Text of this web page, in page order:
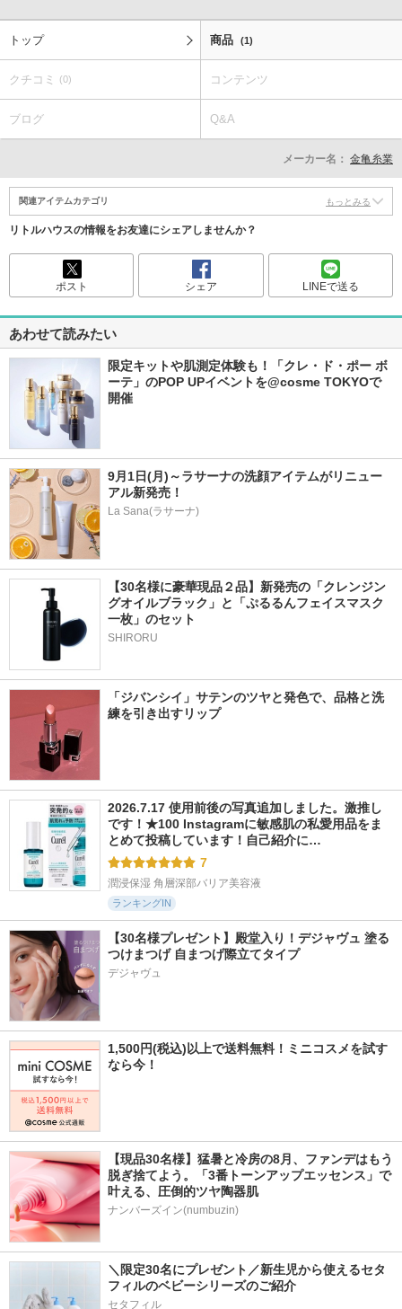
トップ 商品 (1)
クチコミ (0) コンテンツ
ブログ Q&A
メーカー名： 金亀糸業
関連アイテムカテゴリ もっとみる
リトルハウスの情報をお友達にシェアしませんか？
ポスト シェア LINEで送る
あわせて読みたい
限定キットや肌測定体験も！「クレ・ド・ポー ボ
ーテ」のPOP UPイベントを@cosme TOKYOで
開催
9月1日(月)～ラサーナの洗顔アイテムがリニュー
アル新発売！
La Sana(ラサーナ)
【30名様に豪華現品２品】新発売の「クレンジン
グオイルブラック」と「ぷるるんフェイスマスク
一枚」のセット
SHIRORU
「ジバンシイ」サテンのツヤと発色で、品格と洗
練を引き出すリップ
2026.7.17 使用前後の写真追加しました。激推し
です！★100 Instagramに敏感肌の私愛用品をま
とめて投稿しています！自己紹介に…
7
潤浸保湿 角層深部バリア美容液
ランキングIN
【30名様プレゼント】殿堂入り！デジャヴュ 塗る
つけまつげ 自まつげ際立てタイプ
デジャヴュ
1,500円(税込)以上で送料無料！ミニコスメを試す
なら今！
【現品30名様】猛暑と冷房の8月、ファンデはもう
脱ぎ捨てよう。「3番トーンアップエッセンス」で
叶える、圧倒的ツヤ陶器肌
ナンバーズイン(numbuzin)
＼限定30名にプレゼント／新生児から使えるセタ
フィルのベビーシリーズのご紹介
セタフィル